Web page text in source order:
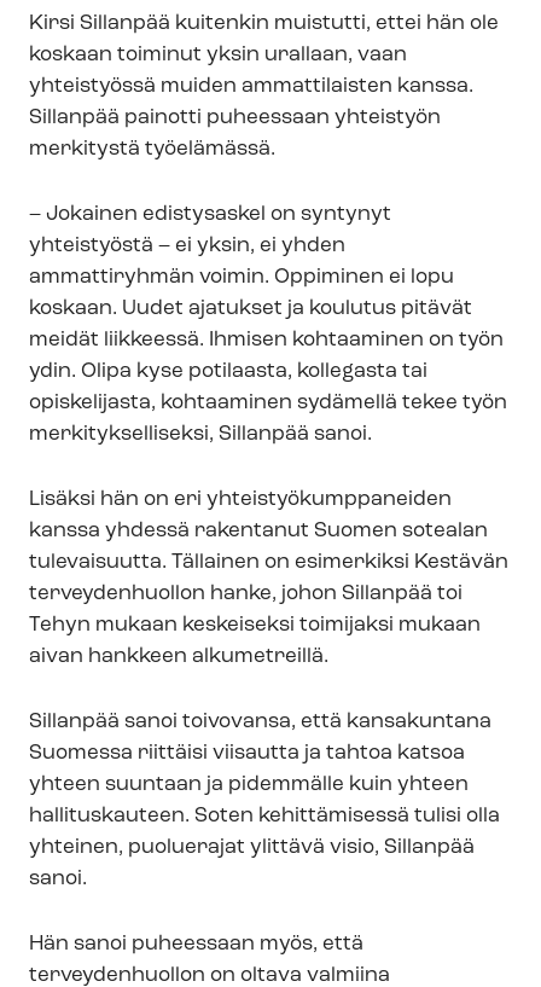
Kirsi Sillanpää kuitenkin muistutti, ettei hän ole
koskaan toiminut yksin urallaan, vaan
yhteistyössä muiden ammattilaisten kanssa.
Sillanpää painotti puheessaan yhteistyön
merkitystä työelämässä.
– Jokainen edistysaskel on syntynyt
yhteistyöstä – ei yksin, ei yhden
ammattiryhmän voimin. Oppiminen ei lopu
koskaan. Uudet ajatukset ja koulutus pitävät
meidät liikkeessä. Ihmisen kohtaaminen on työn
ydin. Olipa kyse potilaasta, kollegasta tai
opiskelijasta, kohtaaminen sydämellä tekee työn
mer­ki­tyk­sel­li­sek­si, Sillanpää sanoi.
Lisäksi hän on eri yh­teis­työ­kump­pa­nei­den
kanssa yhdessä rakentanut Suomen sotealan
tulevaisuutta. Tällainen on esimerkiksi Kestävän
terveydenhuollon hanke, johon Sillanpää toi
Tehyn mukaan keskeiseksi toimijaksi mukaan
aivan hankkeen alkumetreillä.
Sillanpää sanoi toivovansa, että kansakuntana
Suomessa riittäisi viisautta ja tahtoa katsoa
yhteen suuntaan ja pidemmälle kuin yhteen
hallituskauteen. Soten kehittämisessä tulisi olla
yhteinen, puoluerajat ylittävä visio, Sillanpää
sanoi.
Hän sanoi puheessaan myös, että
terveydenhuollon on oltava valmiina